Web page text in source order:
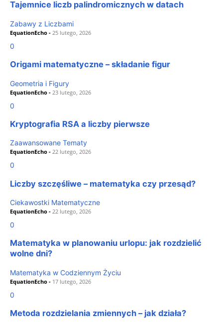
Tajemnice liczb palindromicznych w datach
Zabawy z Liczbami
EquationEcho - 25 lutego, 2026
0
Origami matematyczne – składanie figur
Geometria i Figury
EquationEcho - 23 lutego, 2026
0
Kryptografia RSA a liczby pierwsze
Zaawansowane Tematy
EquationEcho - 22 lutego, 2026
0
Liczby szczęśliwe – matematyka czy przesąd?
Ciekawostki Matematyczne
EquationEcho - 22 lutego, 2026
0
Matematyka w planowaniu urlopu: jak rozdzielić
wolne dni?
Matematyka w Codziennym Życiu
EquationEcho - 17 lutego, 2026
0
Metoda rozdzielania zmiennych – jak działa?